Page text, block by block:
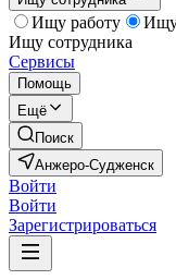
Ищу работу
Ищу
Ищу сотрудника
Сервисы
Помощь
Ещё
Поиск
Анжеро-Судженск
Войти
Войти
Зарегистрироваться